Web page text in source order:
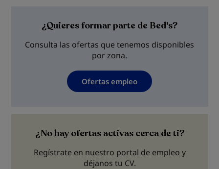
¿Quieres formar parte de Bed's?
Consulta las ofertas que tenemos disponibles
por zona.
Ofertas empleo
¿No hay ofertas activas cerca de ti?
Regístrate en nuestro portal de empleo y
déjanos tu CV.